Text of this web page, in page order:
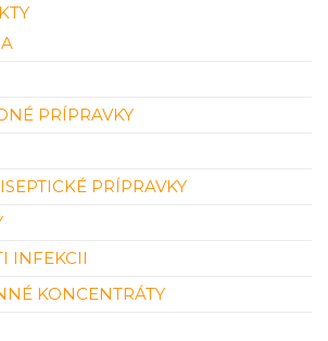
PRÍPRAVKY
PRÍPRAVKY
INFEKCII
KONCENTRÁTY